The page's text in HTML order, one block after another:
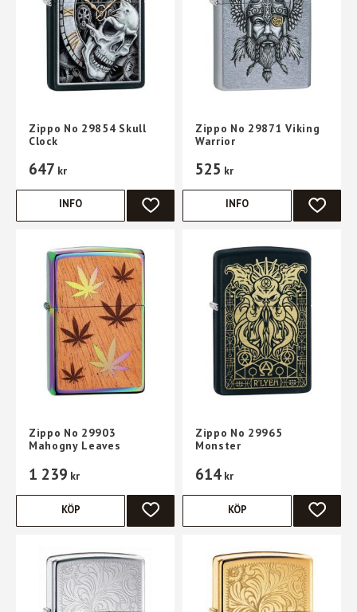
Zippo No 29854 Skull
Clock
647 kr
LÄGG TILL I FAVORITER
INFO
Zippo No 29871 Viking
Warrior
525 kr
LÄGG
INFO
Zippo No 29903
Mahogny Leaves
1 239 kr
LÄGG TILL I FAVORITER
KÖP
Zippo No 29965
Monster
614 kr
LÄGG
KÖP